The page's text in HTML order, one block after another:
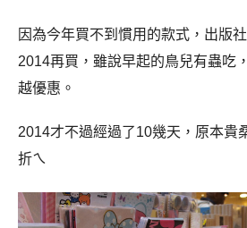
因為今年買不到慣用的款式，出版
2014再買，雖說早起的鳥兒有蟲吃
越優惠。
2014才不過經過了10幾天，原本貴
折ㄟ